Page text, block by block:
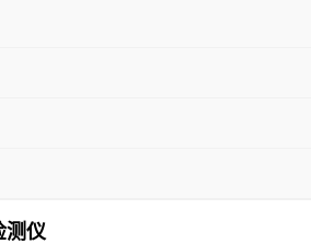
测仪